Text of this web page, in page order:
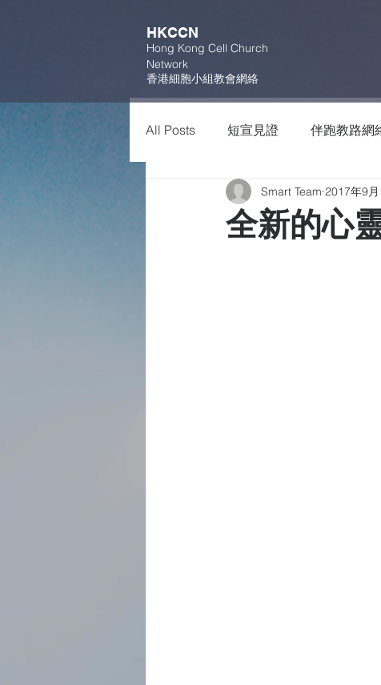
HKCCN
Hong Kong Cell Church
Network
香港細胞小組教會網絡
All Posts 短宣見證 伴跑教路網
全新的心
Smart Team 2017年9